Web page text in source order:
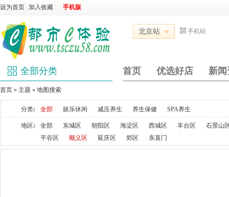
设为首页 加入收藏 手机版
北京站 手机站
全部分类 首页 优选好店 新闻
首页 » 主题 » 地图搜索
分类: 全部 娱乐休闲 减压养生 养生保健 SPA养生
地区: 全部 东城区 朝阳区 海淀区 西城区 丰台区
石景山
平谷区
顺义区 延庆区 郊区 东直门